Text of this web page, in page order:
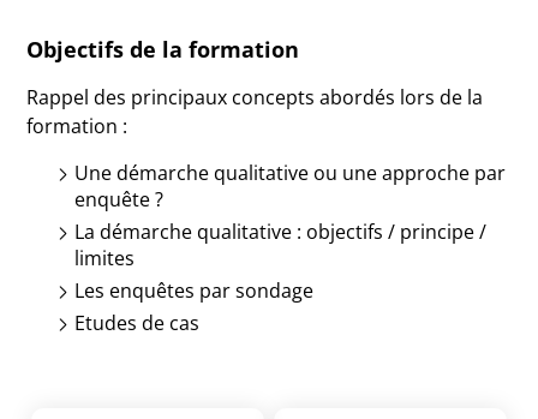
Objectifs de la formation
Rappel des principaux concepts abordés lors de la
formation :
Une démarche qualitative ou une approche par
enquête ?
La démarche qualitative : objectifs / principe /
limites
Les enquêtes par sondage
Etudes de cas